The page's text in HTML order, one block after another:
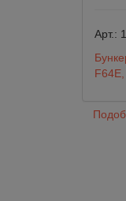
Арт.: